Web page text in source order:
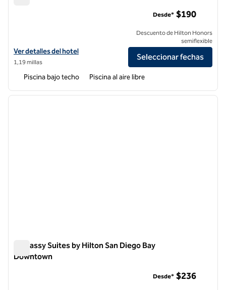
Ver detalles del hotel Hilton Garden Inn San Diego Downtown/
Ver detalles del hotel
1,19 millas
Desde* $190
Descuento de Hilton Honors
semiflexible
Seleccionar fechas
Piscina bajo techo Piscina al aire libre
1 de 12
Embassy Suites by Hilton San Diego Bay
Downtown
Desde* $236